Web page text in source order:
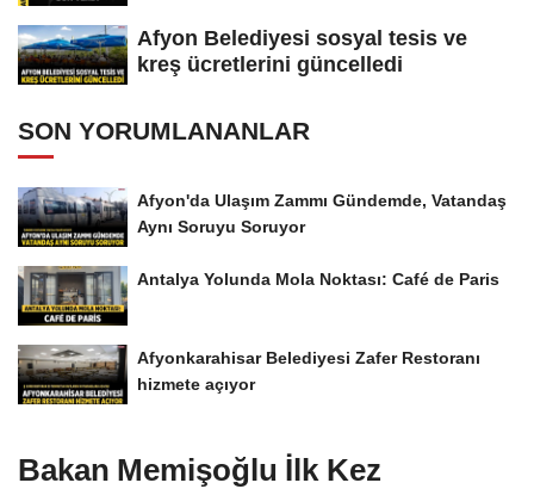
Afyon Belediyesi sosyal tesis ve
kreş ücretlerini güncelledi
SON YORUMLANANLAR
Afyon'da Ulaşım Zammı Gündemde, Vatandaş
Aynı Soruyu Soruyor
Antalya Yolunda Mola Noktası: Café de Paris
Afyonkarahisar Belediyesi Zafer Restoranı
hizmete açıyor
Bakan Memişoğlu İlk Kez